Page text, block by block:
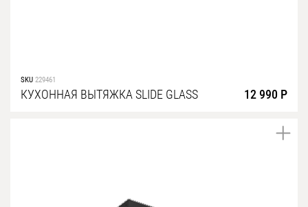
SKU 229461
КУХОННАЯ ВЫТЯЖКА SLIDE GLASS 12 990 Р